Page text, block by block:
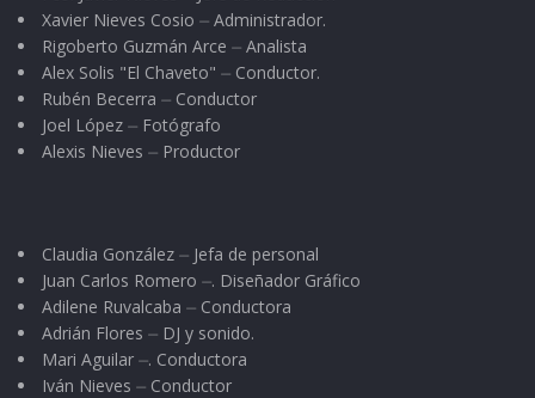
Xavier Nieves Cosio ⏤ Administrador.
Rigoberto Guzmán Arce ⏤ Analista
Alex Solis "El Chaveto" ⏤ Conductor.
Rubén Becerra ⏤ Conductor
Joel López ⏤ Fotógrafo
Alexis Nieves ⏤ Productor
Claudia González ⏤ Jefa de personal
Juan Carlos Romero ⏤. Diseñador Gráfico
Adilene Ruvalcaba ⏤ Conductora
Adrián Flores ⏤ DJ y sonido.
Mari Aguilar ⏤. Conductora
Iván Nieves ⏤ Conductor